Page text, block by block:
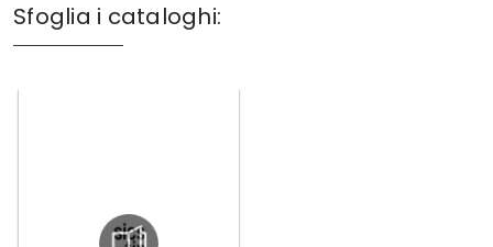
Sfoglia i cataloghi: